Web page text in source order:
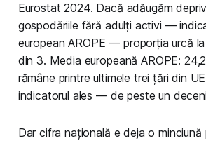
Eurostat 2024. Dacă adăugăm
gospodăriile fără adulți activi —
european AROPE — proporția urcă la
din 3. Media europeană AROPE:
rămâne printre ultimele trei țări din
indicatorul ales — de peste un
Dar cifra națională e deja o minciună